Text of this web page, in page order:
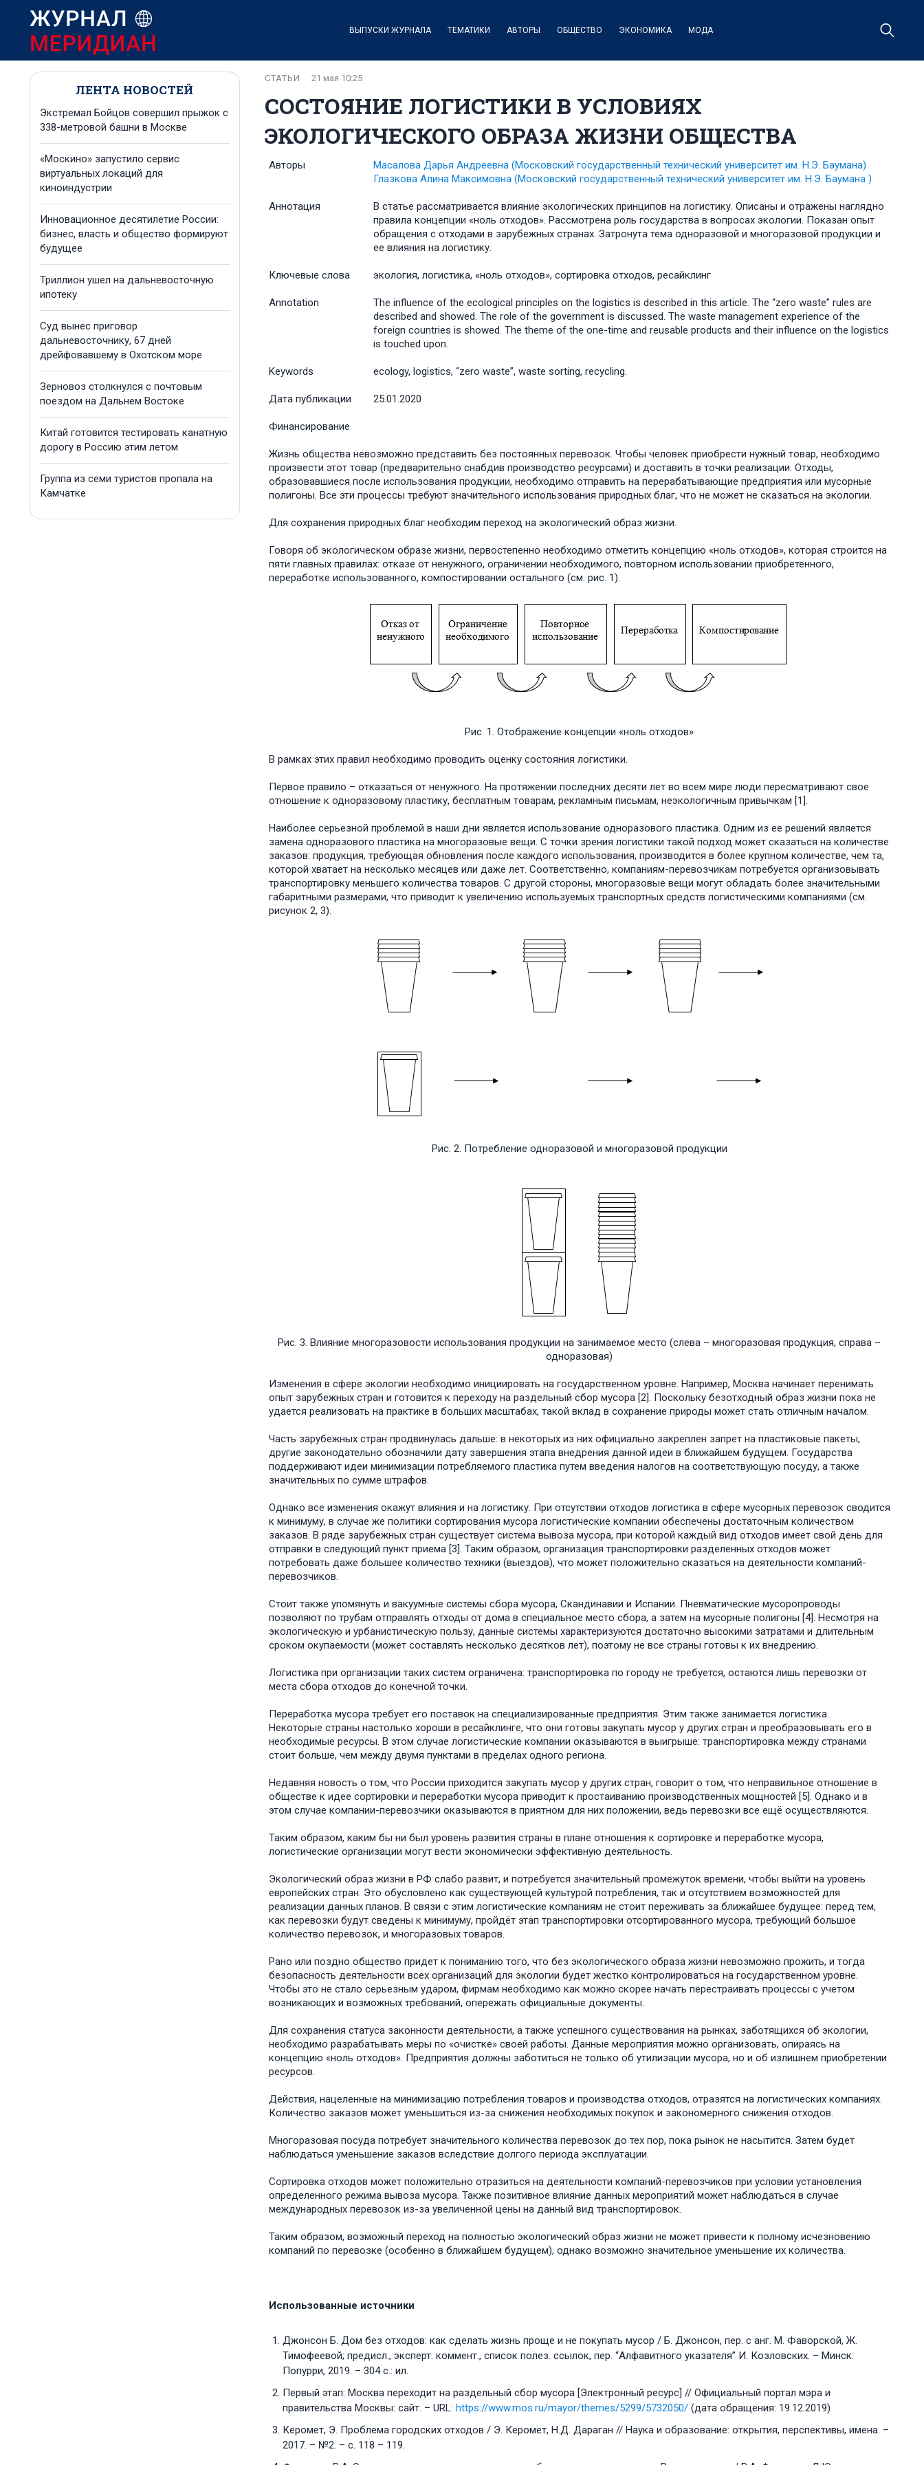
ВЫПУСКИ ЖУРНАЛА ТЕМАТИКИ АВТОРЫ ОБЩЕСТВО ЭКОНОМИКА МОДА
ЛЕНТА НОВОСТЕЙ
Экстремал Бойцов совершил прыжок с
338-метровой башни в Москве
«Москино» запустило сервис
виртуальных локаций для
киноиндустрии
Инновационное десятилетие России:
бизнес, власть и общество формируют
будущее
Триллион ушел на дальневосточную
ипотеку
Суд вынес приговор
дальневосточнику, 67 дней
дрейфовавшему в Охотском море
Зерновоз столкнулся с почтовым
поездом на Дальнем Востоке
Китай готовится тестировать канатную
дорогу в Россию этим летом
Группа из семи туристов пропала на
Камчатке
СОСТОЯНИЕ ЛОГИСТИКИ В УСЛОВИЯХ
ЭКОЛОГИЧЕСКОГО ОБРАЗА ЖИЗНИ ОБЩЕСТВА
СТАТЬИ 21 мая 10:25
Авторы Масалова Дарья Андреевна(Московский государственный технический университет им. Н.Э. Баумана)
Глазкова Алина Максимовна(Московский государственный технический университет им. Н.Э. Баумана )
Аннотация
В статье рассматривается влияние экологических принципов на логистику. Описаны и отражены наглядно
правила концепции «ноль отходов». Рассмотрена роль государства в вопросах экологии. Показан опыт
обращения с отходами в зарубежных странах. Затронута тема одноразовой и многоразовой продукции и
ее влияния на логистику.
Ключевые слова экология, логистика, «ноль отходов», сортировка отходов, ресайклинг
Annotation
The influence of the ecological principles on the logistics is described in this article. The “zero waste” rules are
described and showed. The role of the government is discussed. The waste management experience of the
foreign countries is showed. The theme of the one-time and reusable products and their influence on the logistics
is touched upon.
Keywords ecology, logistics, “zero waste”, waste sorting, recycling.
Дата публикации 25.01.2020
Финансирование
Жизнь общества невозможно представить без постоянных перевозок. Чтобы человек приобрести нужный товар, необходимо
произвести этот товар (предварительно снабдив производство ресурсами) и доставить в точки реализации. Отходы,
образовавшиеся после использования продукции, необходимо отправить на перерабатывающие предприятия или мусорные
полигоны. Все эти процессы требуют значительного использования природных благ, что не может не сказаться на экологии.
Для сохранения природных благ необходим переход на экологический образ жизни.
Говоря об экологическом образе жизни, первостепенно необходимо отметить концепцию «ноль отходов», которая строится на
пяти главных правилах: отказе от ненужного, ограничении необходимого, повторном использовании приобретенного,
переработке использованного, компостировании остального (см. рис. 1).
Рис. 1. Отображение концепции «ноль отходов»
В рамках этих правил необходимо проводить оценку состояния логистики.
Первое правило – отказаться от ненужного. На протяжении последних десяти лет во всем мире люди пересматривают свое
отношение к одноразовому пластику, бесплатным товарам, рекламным письмам, неэкологичным привычкам [1].
Наиболее серьезной проблемой в наши дни является использование одноразового пластика. Одним из ее решений является
замена одноразового пластика на многоразовые вещи. С точки зрения логистики такой подход может сказаться на количестве
заказов: продукция, требующая обновления после каждого использования, производится в более крупном количестве, чем та,
которой хватает на несколько месяцев или даже лет. Соответственно, компаниям-перевозчикам потребуется организовывать
транспортировку меньшего количества товаров. С другой стороны, многоразовые вещи могут обладать более значительными
габаритными размерами, что приводит к увеличению используемых транспортных средств логистическими компаниями (см.
рисунок 2, 3).
Рис. 2. Потребление одноразовой и многоразовой продукции
Рис. 3. Влияние многоразовости использования продукции на занимаемое место (слева – многоразовая продукция, справа –
одноразовая)
Изменения в сфере экологии необходимо инициировать на государственном уровне. Например, Москва начинает перенимать
опыт зарубежных стран и готовится к переходу на раздельный сбор мусора [2]. Поскольку безотходный образ жизни пока не
удается реализовать на практике в больших масштабах, такой вклад в сохранение природы может стать отличным началом.
Часть зарубежных стран продвинулась дальше: в некоторых из них официально закреплен запрет на пластиковые пакеты,
другие законодательно обозначили дату завершения этапа внедрения данной идеи в ближайшем будущем. Государства
поддерживают идеи минимизации потребляемого пластика путем введения налогов на соответствующую посуду, а также
значительных по сумме штрафов.
Однако все изменения окажут влияния и на логистику. При отсутствии отходов логистика в сфере мусорных перевозок сводится
к минимуму, в случае же политики сортирования мусора логистические компании обеспечены достаточным количеством
заказов. В ряде зарубежных стран существует система вывоза мусора, при которой каждый вид отходов имеет свой день для
отправки в следующий пункт приема [3]. Таким образом, организация транспортировки разделенных отходов может
потребовать даже большее количество техники (выездов), что может положительно сказаться на деятельности компаний-
перевозчиков.
Стоит также упомянуть и вакуумные системы сбора мусора, Скандинавии и Испании. Пневматические мусоропроводы
позволяют по трубам отправлять отходы от дома в специальное место сбора, а затем на мусорные полигоны [4]. Несмотря на
экологическую и урбанистическую пользу, данные системы характеризуются достаточно высокими затратами и длительным
сроком окупаемости (может составлять несколько десятков лет), поэтому не все страны готовы к их внедрению.
Логистика при организации таких систем ограничена: транспортировка по городу не требуется, остаются лишь перевозки от
места сбора отходов до конечной точки.
Переработка мусора требует его поставок на специализированные предприятия. Этим также занимается логистика.
Некоторые страны настолько хороши в ресайклинге, что они готовы закупать мусор у других стран и преобразовывать его в
необходимые ресурсы. В этом случае логистические компании оказываются в выигрыше: транспортировка между странами
стоит больше, чем между двумя пунктами в пределах одного региона.
Недавняя новость о том, что России приходится закупать мусор у других стран, говорит о том, что неправильное отношение в
обществе к идее сортировки и переработки мусора приводит к простаиванию производственных мощностей [5]. Однако и в
этом случае компании-перевозчики оказываются в приятном для них положении, ведь перевозки все ещё осуществляются.
Таким образом, каким бы ни был уровень развития страны в плане отношения к сортировке и переработке мусора,
логистические организации могут вести экономически эффективную деятельность.
Экологический образ жизни в РФ слабо развит, и потребуется значительный промежуток времени, чтобы выйти на уровень
европейских стран. Это обусловлено как существующей культурой потребления, так и отсутствием возможностей для
реализации данных планов. В связи с этим логистические компаниям не стоит переживать за ближайшее будущее: перед тем,
как перевозки будут сведены к минимуму, пройдёт этап транспортировки отсортированного мусора, требующий большое
количество перевозок, и многоразовых товаров.
Рано или поздно общество придет к пониманию того, что без экологического образа жизни невозможно прожить, и тогда
безопасность деятельности всех организаций для экологии будет жестко контролироваться на государственном уровне.
Чтобы это не стало серьезным ударом, фирмам необходимо как можно скорее начать перестраивать процессы с учетом
возникающих и возможных требований, опережать официальные документы.
Для сохранения статуса законности деятельности, а также успешного существования на рынках, заботящихся об экологии,
необходимо разрабатывать меры по «очистке» своей работы. Данные мероприятия можно организовать, опираясь на
концепцию «ноль отходов». Предприятия должны заботиться не только об утилизации мусора, но и об излишнем приобретении
ресурсов.
Действия, нацеленные на минимизацию потребления товаров и производства отходов, отразятся на логистических компаниях.
Количество заказов может уменьшиться из-за снижения необходимых покупок и закономерного снижения отходов.
Многоразовая посуда потребует значительного количества перевозок до тех пор, пока рынок не насытится. Затем будет
наблюдаться уменьшение заказов вследствие долгого периода эксплуатации.
Сортировка отходов может положительно отразиться на деятельности компаний-перевозчиков при условии установления
определенного режима вывоза мусора. Также позитивное влияние данных мероприятий может наблюдаться в случае
международных перевозок из-за увеличенной цены на данный вид транспортировок.
Таким образом, возможный переход на полностью экологический образ жизни не может привести к полному исчезновению
компаний по перевозке (особенно в ближайшем будущем), однако возможно значительное уменьшение их количества.
Использованные источники
Джонсон Б. Дом без отходов: как сделать жизнь проще и не покупать мусор / Б. Джонсон, пер. с анг. М. Фаворской, Ж.
Тимофеевой; предисл., эксперт. коммент., список полез. ссылок, пер. “Алфавитного указателя” И. Козловских. – Минск:
Попурри, 2019. – 304 с.: ил.
Первый этап: Москва переходит на раздельный сбор мусора [Электронный ресурс] // Официальный портал мэра и
правительства Москвы: сайт. – URL: https://www.mos.ru/mayor/themes/5299/5732050/(дата обращения: 19.12.2019)
Керомет, Э. Проблема городских отходов / Э. Керомет, Н.Д. Дараган // Наука и образование: открытия, перспективы, имена. –
2017. – №2. – с. 118 – 119.